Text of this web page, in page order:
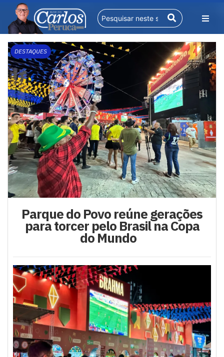
DESTAQUES
Parque do Povo reúne gerações
para torcer pelo Brasil na Copa
do Mundo